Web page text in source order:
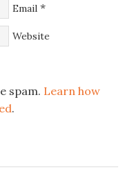
Email *
Website
spam. Learn how
.